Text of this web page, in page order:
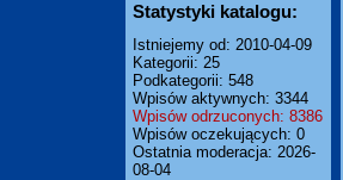
Statystyki katalogu:
Istniejemy od: 2010-04-09
Kategorii: 25
Podkategorii: 548
Wpisów aktywnych: 3344
Wpisów odrzuconych: 8386
Wpisów oczekujących: 0
Ostatnia moderacja: 2026-
08-04